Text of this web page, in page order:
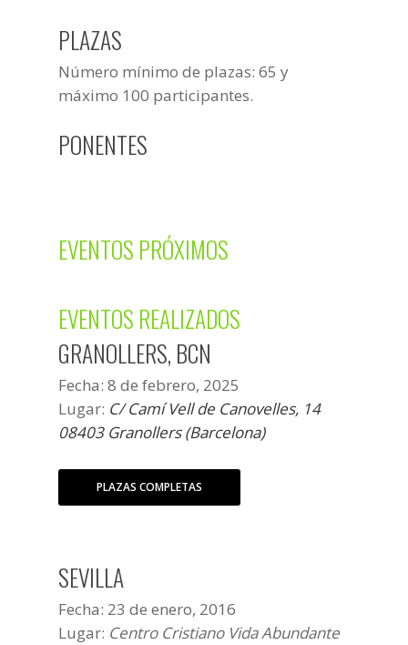
PLAZAS
Número mínimo de plazas: 65 y
máximo 100 participantes.
PONENTES
EVENTOS PRÓXIMOS
EVENTOS REALIZADOS
GRANOLLERS, BCN
Fecha: 8 de febrero, 2025
Lugar: C/ Camí Vell de Canovelles, 14
08403 Granollers (Barcelona)
PLAZAS COMPLETAS
SEVILLA
Fecha: 23 de enero, 2016
Lugar: Centro Cristiano Vida Abundante